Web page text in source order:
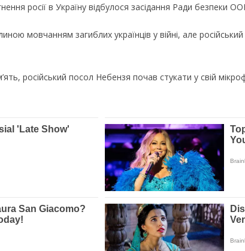
росії в Україну відбулося засідання Ради безпеки
мовчанням загиблих українців у війні, але
російський посол Небензя почав стукати у свій